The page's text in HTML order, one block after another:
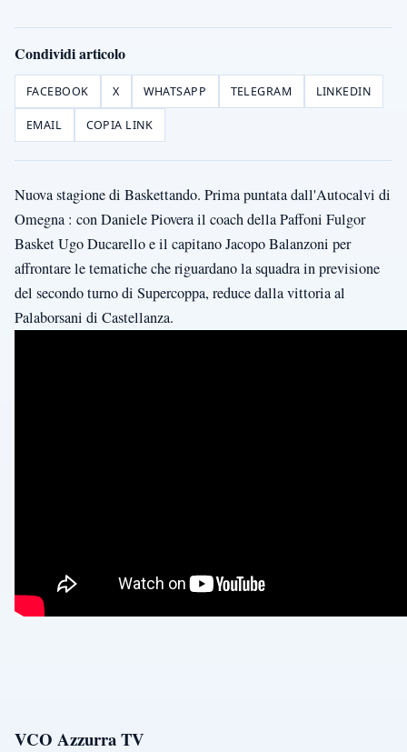
Condividi articolo
FACEBOOK X WHATSAPP TELEGRAM LINKEDIN
EMAIL COPIA LINK
Nuova stagione di Baskettando. Prima puntata dall'Autocalvi di
Omegna : con Daniele Piovera il coach della Paffoni Fulgor
Basket Ugo Ducarello e il capitano Jacopo Balanzoni per
affrontare le tematiche che riguardano la squadra in previsione
del secondo turno di Supercoppa, reduce dalla vittoria al
Palaborsani di Castellanza.
VCO Azzurra TV